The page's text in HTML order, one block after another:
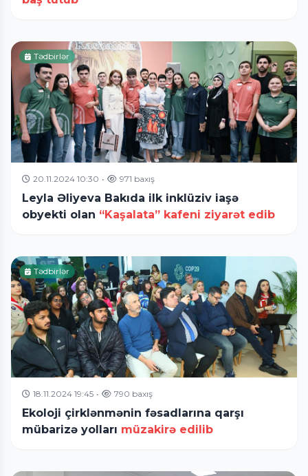
Tədbirlər
20.11.2024 10:30 • 971 baxış
Leyla Əliyeva Bakıda ilk inklüziv iaşə
obyekti olan “Kaşalata” kafeni ziyarət edib
Tədbirlər
18.11.2024 19:45 • 790 baxış
Ekoloji çirklənmənin fəsadlarına qarşı
mübarizə yolları müzakirə edilib